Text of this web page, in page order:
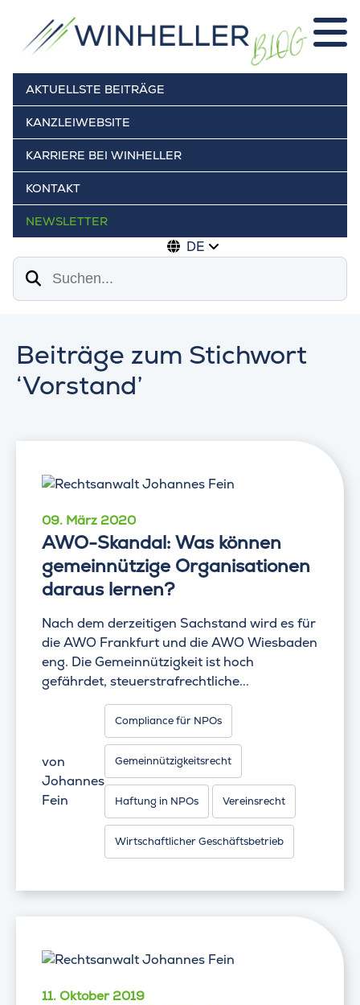
AKTUELLSTE BEITRÄGE
KANZLEIWEBSITE
KARRIERE BEI WINHELLER
KONTAKT
NEWSLETTER
DE
Suchen
Beiträge zum Stichwort
‘Vorstand’
09. März 2020
AWO-Skandal: Was können
gemeinnützige Organisationen
daraus lernen?
Nach dem derzeitigen Sachstand wird es für
die AWO Frankfurt und die AWO Wiesbaden
eng. Die Gemeinnützigkeit ist hoch
gefährdet, steuerstrafrechtliche...
von
Johannes
Fein
Compliance für NPOs
Gemeinnützigkeitsrecht
Haftung in NPOs Vereinsrecht
Wirtschaftlicher Geschäftsbetrieb
11. Oktober 2019